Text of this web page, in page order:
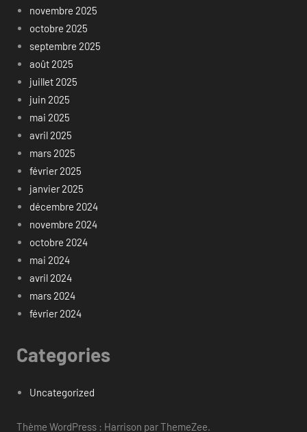
novembre 2025
octobre 2025
septembre 2025
août 2025
juillet 2025
juin 2025
mai 2025
avril 2025
mars 2025
février 2025
janvier 2025
décembre 2024
novembre 2024
octobre 2024
mai 2024
avril 2024
mars 2024
février 2024
Categories
Uncategorized
Thème WordPress : Harrison par ThemeZee.